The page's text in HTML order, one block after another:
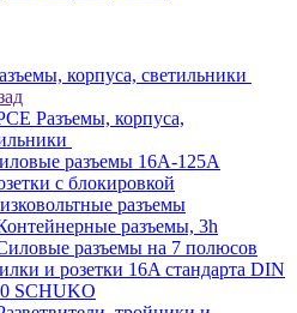
корпуса, светильники
Разъемы, корпуса,
разъемы 16А-125А
с блокировкой
разъемы
разъемы, 3h
разъемы на 7 полюсов
и розетки 16A стандарта DIN
SCHUKO